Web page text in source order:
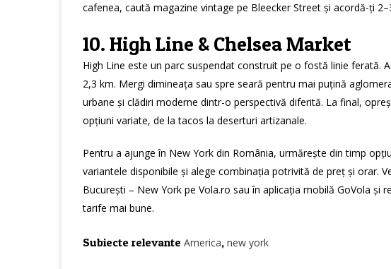
cafenea, caută magazine vintage pe Bleecker Street și acordă-ți
10. High Line & Chelsea Market
High Line este un parc suspendat construit pe o fostă linie ferată.
2,3 km. Mergi dimineața sau spre seară pentru mai puțină
urbane și clădiri moderne dintr-o perspectivă diferită. La final,
opțiuni variate, de la tacos la deserturi artizanale.
Pentru a ajunge în New York din România, urmărește din timp
variantele disponibile și alege combinația potrivită de preț și orar.
București – New York pe Vola.ro sau în aplicația mobilă GoVola și
tarife mai bune.
Subiecte relevante America, new york